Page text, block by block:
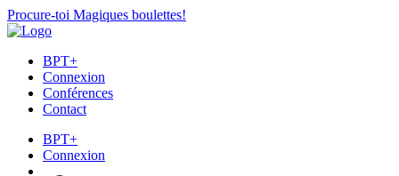
Procure-toi Magiques boulettes!
BPT+
Connexion
Conférences
Contact
BPT+
Connexion